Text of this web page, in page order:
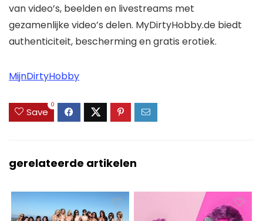
van video’s, beelden en livestreams met
gezamenlijke video’s delen. MyDirtyHobby.de biedt
authenticiteit, bescherming en gratis erotiek.
MijnDirtyHobby
Save
0
gerelateerde artikelen